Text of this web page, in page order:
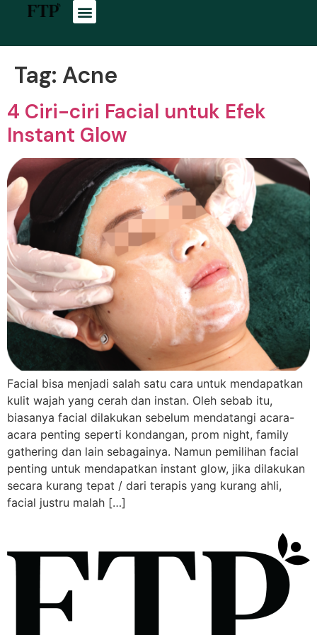
Tag: Acne
4 Ciri-ciri Facial untuk Efek
Instant Glow
Facial bisa menjadi salah satu cara untuk mendapatkan
kulit wajah yang cerah dan instan. Oleh sebab itu,
biasanya facial dilakukan sebelum mendatangi acara-
acara penting seperti kondangan, prom night, family
gathering dan lain sebagainya. Namun pemilihan facial
penting untuk mendapatkan instant glow, jika dilakukan
secara kurang tepat / dari terapis yang kurang ahli,
facial justru malah […]